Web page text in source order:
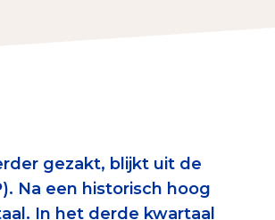
gezakt, blijkt uit de
Na een historisch hoog
In het derde kwartaal